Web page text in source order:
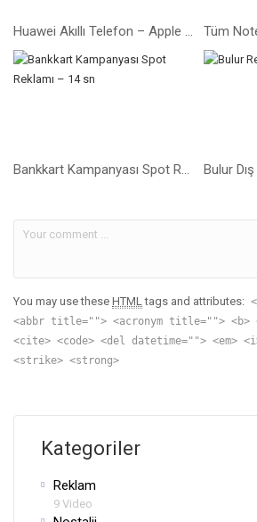
Huawei Akıllı Telefon – Apple Airpods Spot Reklamı – 17sn
Bankkart Kampanyası Spot Reklamı – 14 sn
You may use these HTML tags and attributes:
<abbr title=""> <acronym title=""> <b>
<cite> <code> <del datetime=""> <em>
<strike> <strong>
Kategoriler
Reklam
9 Video